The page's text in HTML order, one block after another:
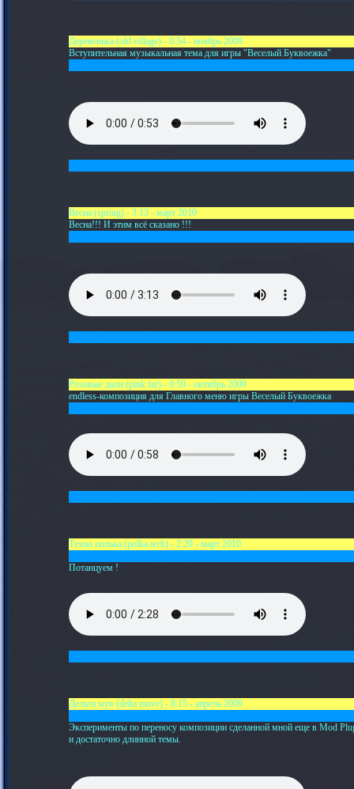
Деревенька (old village) - 0:54 - ноябрь 2009
Вступительная музыкальная тема для игры "Веселый Буквоежка"
Весна (spring) - 3:13 - март 2010
Весна!!! И этим всё сказано !!!
Розовые дали (pink far) - 0:59 - октябрь 2009
endless-композиция для Главного меню игры Веселый Буквоежка
Техно полька (polka tech) - 2:29 - март 2010
Потанцуем !
Дельта мув (delta move) - 8:15 - апрель 2009
Эксперименты по переносу композиции сделанной мной еще в Mod
и достаточно длинной темы.